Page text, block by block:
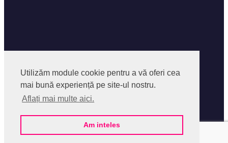
Utilizăm module cookie pentru a vă oferi cea
mai bună experiență pe site-ul nostru.
Aflați mai multe aici.
Am inteles
Instagram
Politica privind Fisierele Cookies